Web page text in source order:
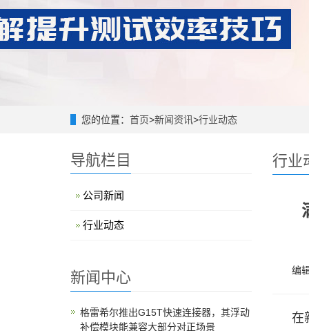
您的位置： 首页>新闻资讯>行业动态
行业
编
在
导航栏目
公司新闻
行业动态
新闻中心
格雷希尔推出G15T快速连接器，其浮动
补偿模块能兼容大部分对正场景